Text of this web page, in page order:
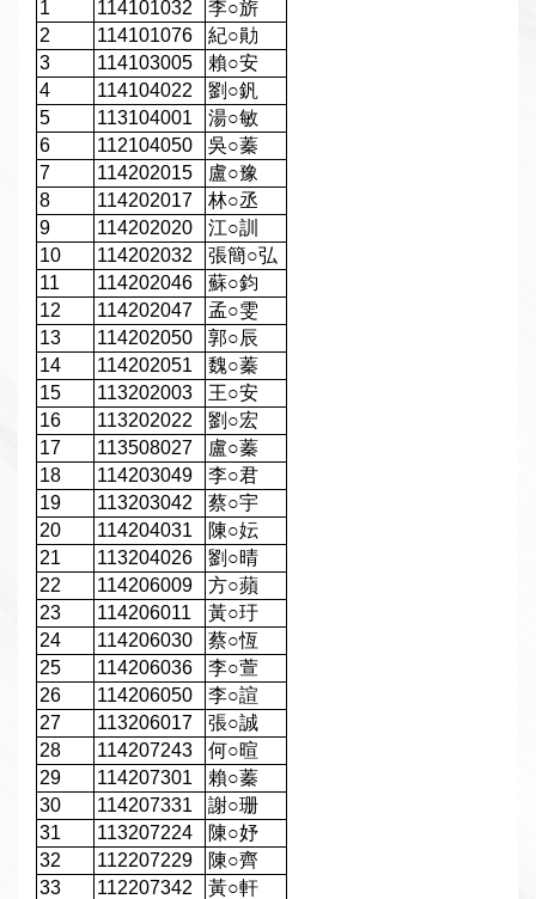
1
114101032
李○旂
2
114101076 紀○勛
3
114103005 賴○安
4
114104022 劉 ○釩
5
113104001 湯○敏
6
112104050 吳○蓁
7
114202015 盧○豫
8
114202017 林○丞
9
114202020 江○訓
10
114202032 張簡○弘
11
114202046 蘇○鈞
12
114202047 孟○雯
13
114202050 郭○辰
14
114202051 魏○蓁
15
113202003 王○安
16
113202022 劉 ○宏
17
113508027 盧○蓁
18
114203049 李○君
19
113203042 蔡○宇
20
114204031 陳○妘
21
113204026 劉 ○晴
22
114206009 方○蘋
23
114206011 黃○玗
24
114206030 蔡○恆
25
114206036 李○萱
26
114206050 李○諠
27
113206017 張○誠
28
114207243 何○暄
29
114207301 賴○蓁
30
114207331 謝○珊
31
113207224 陳○妤
32
112207229 陳○齊
33
112207342 黃○軒